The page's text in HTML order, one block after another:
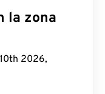
la zona
2026,